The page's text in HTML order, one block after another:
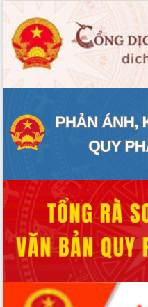
ứng để giữ vững thị trường xuất khẩu
Diễn đàn Kinh tế tư nhân Việt Nam đột
phá cơ chế - Hợp tác công tư
Đề án 06 tạo bước ngoặt đột phá trong
cải cách hành chính tỉnh Đắk Lắk
Kết nối tour, đẩy mạnh chuyển đổi số
Khởi động Dự án Đầu tư xây dựng hạ
tầng kỹ thuật Cụm công nghiệp Tân
Tiến
niệm 101 năm Ngày Báo chí Cách
mạng Việt Nam
Đắk Lắk sơ kết 4 năm triển khai thực
hiện Đề án 06 của Chính phủ
Họp báo thông tin về Hội nghị Công bố
Quy hoạch và Xúc tiến đầu tư tỉnh Đắk
Lắk
Khơi thông điểm nghẽn, đẩy nhanh
giải ngân vốn khắc phục thiên tai